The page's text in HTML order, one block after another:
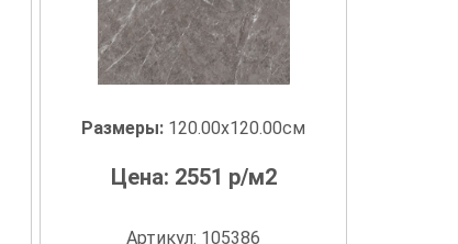
Размеры: 120.00x120.00см
Цена: 2551 р/м2
Артикул: 105386